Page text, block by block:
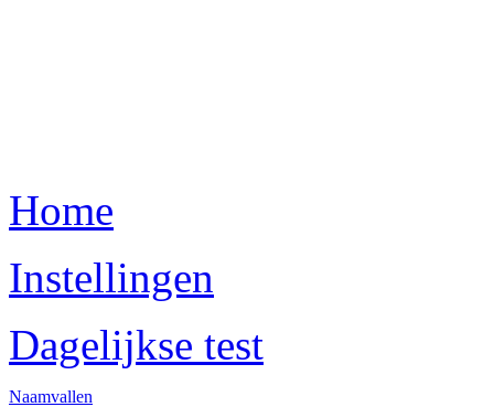
Home
Instellingen
Dagelijkse test
Naamvallen